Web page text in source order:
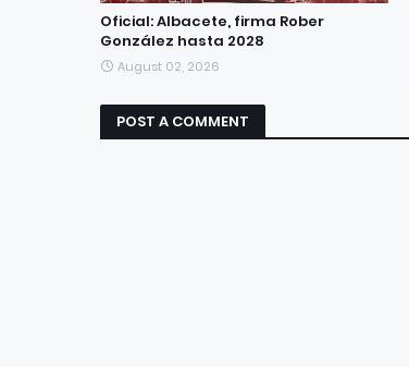
Oficial: Albacete, firma Rober
González hasta 2028
August 02, 2026
POST A COMMENT